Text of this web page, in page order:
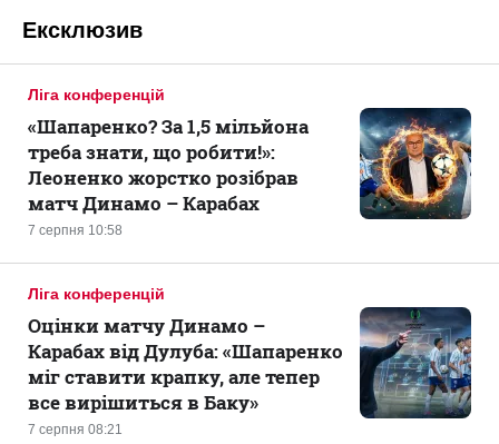
Ексклюзив
Ліга конференцій
7 серпня 10:58
«Шапаренко? За 1,5 мільйона
треба знати, що робити!»:
Леоненко жорстко розібрав
матч Динамо – Карабах
Ліга конференцій
7 серпня 08:21
Оцінки матчу Динамо –
Карабах від Дулуба: «Шапаренко
міг ставити крапку, але тепер
все вирішиться в Баку»